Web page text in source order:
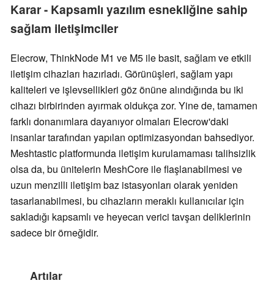
Karar - Kapsamlı yazılım esnekliğine sahip
sağlam iletişimciler
Elecrow, ThinkNode M1 ve M5 ile basit, sağlam ve etkili
iletişim cihazları hazırladı. Görünüşleri, sağlam yapı
kaliteleri ve işlevsellikleri göz önüne alındığında bu iki
cihazı birbirinden ayırmak oldukça zor. Yine de, tamamen
farklı donanımlara dayanıyor olmaları Elecrow'daki
insanlar tarafından yapılan optimizasyondan bahsediyor.
Meshtastic platformunda iletişim kurulamaması talihsizlik
olsa da, bu ünitelerin MeshCore ile flaşlanabilmesi ve
uzun menzilli iletişim baz istasyonları olarak yeniden
tasarlanabilmesi, bu cihazların meraklı kullanıcılar için
sakladığı kapsamlı ve heyecan verici tavşan deliklerinin
sadece bir örneğidir.
Artılar